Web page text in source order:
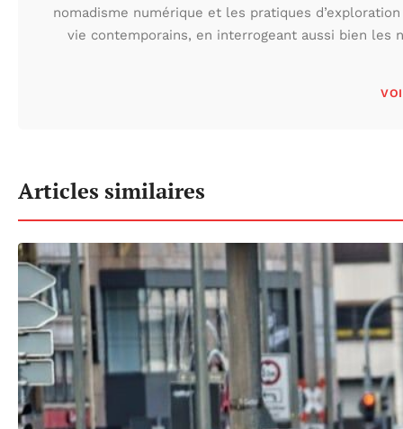
nomadisme numérique et les pratiques
vie contemporains, en interrogeant aussi bien
Articles similaires